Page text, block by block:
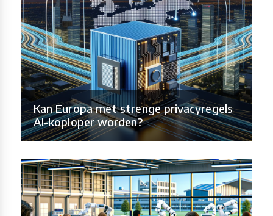
Kan Europa met strenge privacyregels
AI-koploper worden?